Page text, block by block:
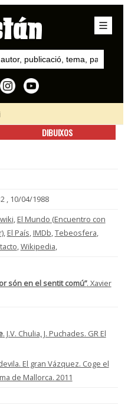
DIBUIXOS
, 10/04/1988
, El Mundo (Encuentro con
, El País, IMDb,Tebeosfera,
,Wikipedia,
són en el sentit comú”. Xavier
. J.V. Chulia, J. Puchades. GR El
El gran Vázquez. Coge el
de Mallorca. 2011